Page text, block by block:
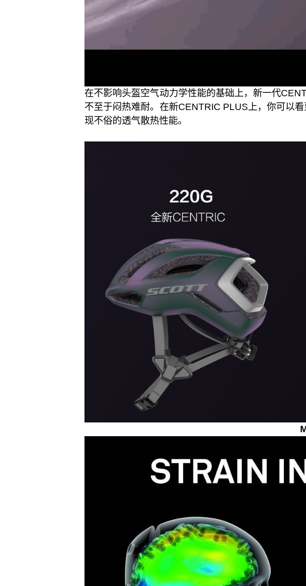
在不影响头盔空气动力学性能的基础上，新一代
不至于闷热难耐。在新CENTRIC PLUS上，你可以
现不俗的透气散热性能。